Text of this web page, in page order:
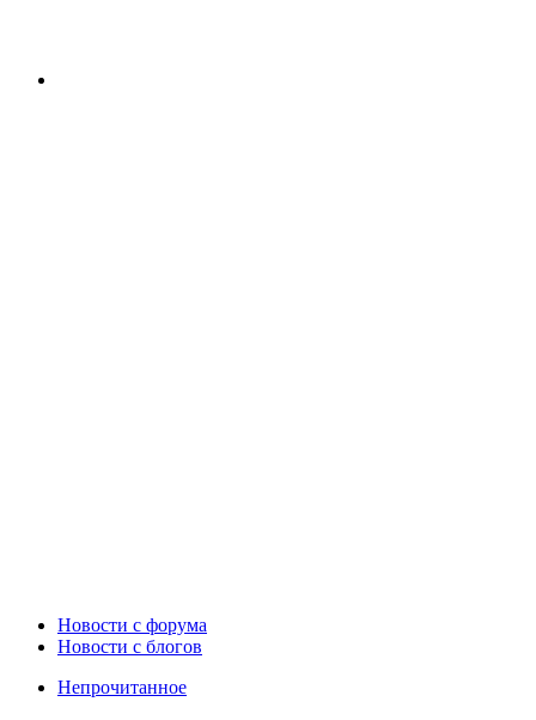
Новости c форума
Новости с блогов
Непрочитанное